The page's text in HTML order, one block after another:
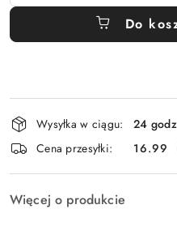
Do
Dostępność
i
dostawa
Wysyłka w ciągu:
24
Cena przesyłki:
16.99
Więcej o produkcie